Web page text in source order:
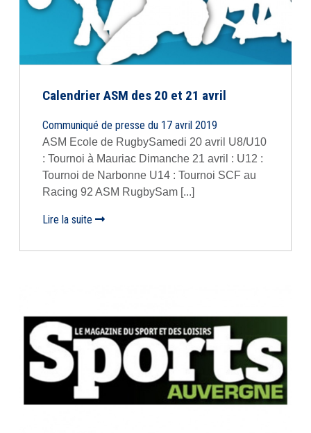
Calendrier ASM des 20 et 21 avril
Communiqué de presse du 17 avril 2019
ASM Ecole de RugbySamedi 20 avril U8/U10
: Tournoi à Mauriac Dimanche 21 avril : U12 :
Tournoi de Narbonne U14 : Tournoi SCF au
Racing 92 ASM RugbySam [...]
Lire la suite